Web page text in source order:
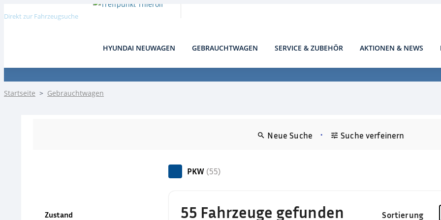
Direkt zur Fahrzeugsuche
HYUNDAI NEUWAGEN GEBRAUCHTWAGEN SERVICE & ZUBEHÖR AKTIONEN & NEWS
Startseite > Gebrauchtwagen
Neue Suche • Suche verfeinern
PKW (55)
Zustand 55 Fahrzeuge gefunden Sortierung